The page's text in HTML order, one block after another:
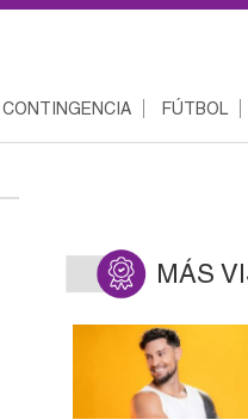
CONTINGENCIA FÚTBOL
MÁS